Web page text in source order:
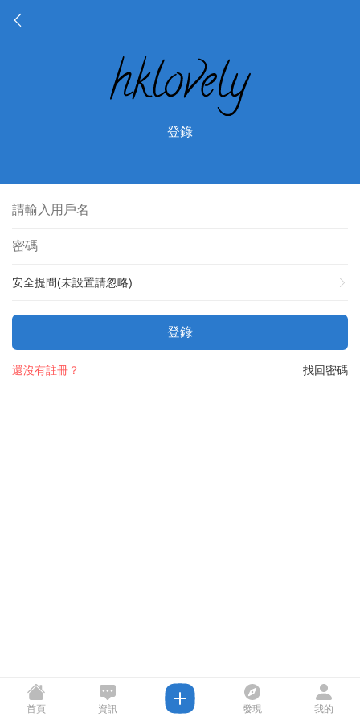
登錄
安全提問(未設置請忽略)
登錄
找回密碼
還沒有註冊？
首頁 資訊 發現 我的